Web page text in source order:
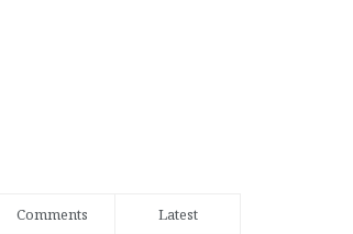
Comments Latest